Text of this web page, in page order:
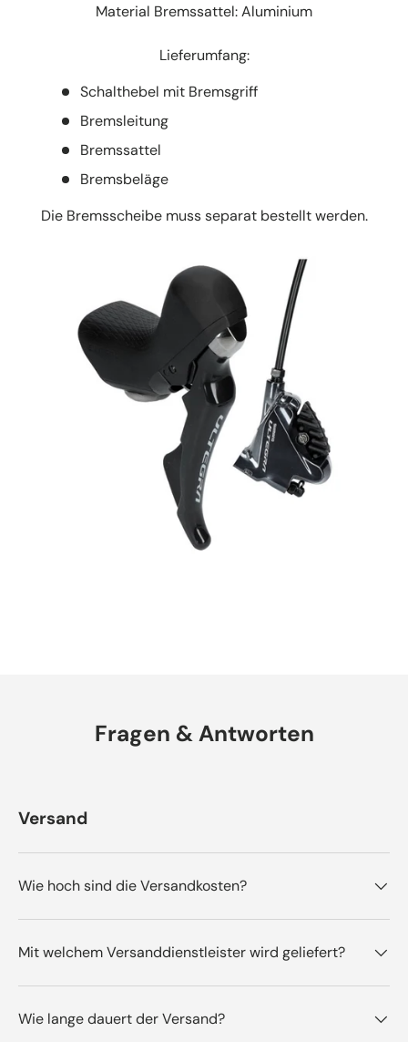
Material Bremssattel: Aluminium
Lieferumfang:
Schalthebel mit Bremsgriff
Bremsleitung
Bremssattel
Bremsbeläge
Die Bremsscheibe muss separat bestellt werden.
Fragen & Antworten
Versand
Wie hoch sind die Versandkosten?
Mit welchem Versanddienstleister wird geliefert?
Wie lange dauert der Versand?